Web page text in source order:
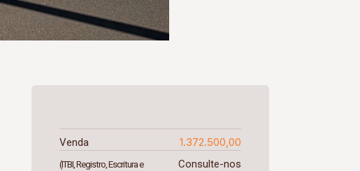
Venda 1.372.500,00
(ITBI, Registro, Escritura e
Consulte-nos